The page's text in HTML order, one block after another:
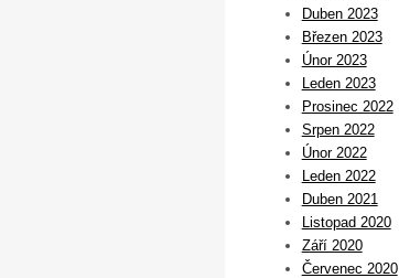
Duben 2023
Březen 2023
Únor 2023
Leden 2023
Prosinec 2022
Srpen 2022
Únor 2022
Leden 2022
Duben 2021
Listopad 2020
Září 2020
Červenec 2020